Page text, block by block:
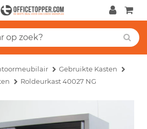
Gebruikte Kasten
Roldeurkast 40027 NG